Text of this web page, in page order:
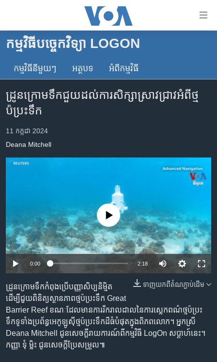
គេហទំព័រ​
ទាក់ទង
និង​
ចូល​
ទៅ​​
ទំព័រ​
ម្តង
រំលង​
សម្ព័ន្ធ​
រំលង​
និង​
កាន់​
ទំព័រ​
ស្វែង​
រក
កម្ពុជា
អន្តរជាតិ
ចិន
កម្ពុជាច្នៃប្រតិដ្ឋ
Khmer English
បណ្តាញ​សង្គម
ភាសា
កម្មវិធីបច្ចេកវិទ្យា LOGON
កម្មវិធី​នីមួយៗ អត្ថបទ​ អំពី​កម្មវិធី​
ដ្រូនក្រោមទឹកជួយដល់ការសិក្សាស្រាវជ្រាវអំពីថ្ម
ប៉ប្រះទឹក
11 កក្កដា 2024
Deana Mitchell
No media source currently available
0:00 2:18
ទាញ​យក​ពី​តំណភ្ជាប់​ដើម
ដ្រូនក្រោមទឹកកំពុងប្រើបញ្ញាសិប្បនិមិ្មត
ដើម្បីជួយពិនិត្យស្ថានភាពថ្មប៉ប្រះទឹក Great
Barrier Reef ខណៈដែលមានការរីករាលដាលនៃការស្លេកពណ៌ថ្មប៉ប្រះ
ទឹកទូទាំងប្រព័ន្ធអេកូឡូស៊ីថ្មប៉ប្រះទឹកដ៏ធំបំផុតក្នុងពិភពលោក។ អ្នកស្រី
Deana Mitchell ជូនសេចក្តីរាយការណ៍ពីកម្មវិធី LogOn សប្តាហ៍នេះ។
កញ្ញា ទុំ ម្លិះ ជូនសេចក្តីប្រែសម្រួល៕